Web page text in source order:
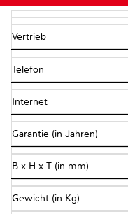
Vertrieb
Telefon
Internet
Garantie (in Jahren)
B x H x T (in mm)
Gewicht (in Kg)